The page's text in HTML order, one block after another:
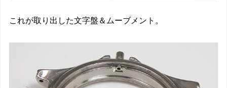
これが取り出した文字盤＆ムーブメント。